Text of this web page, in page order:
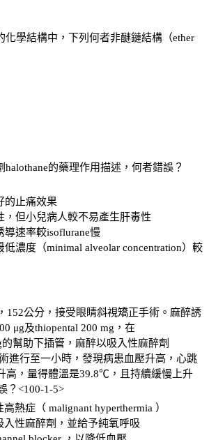
化學結構中，下列何者非醚鏈結構（ether
的藥理作用描述，何者錯誤？
的止痛效果
，但小兒病人較不易產生肝毒性
導速率較isoflurane慢
低濃度（minimal alveolar concentration）較
152公分，接受眼睛斜視矯正手術。麻醉誘
μg及thiopental 200 mg，在
幫助下插管，麻醉以吸入性麻醉劑
進行至一小時，發現病患血壓升高，心跳
高，量得體溫是39.8℃，且持續緩慢上升
？<100-1-5>
熱症（ malignant hyperthermia ）
入性麻醉劑，並給予純氧呼吸